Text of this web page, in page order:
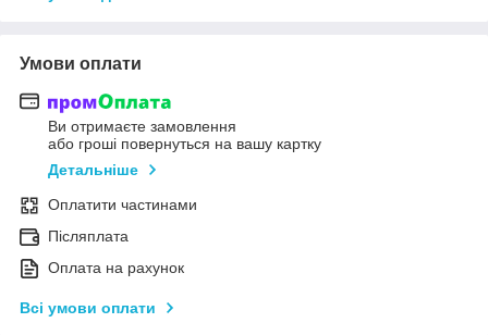
Умови оплати
Ви отримаєте замовлення
або гроші повернуться на вашу картку
Детальніше
Оплатити частинами
Післяплата
Оплата на рахунок
Всі умови оплати